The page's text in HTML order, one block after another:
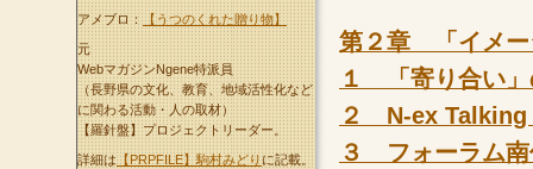
第２章 「イメー
１ 「寄り合い」
２ N-ex Talking
３ フォーラム南
アメブロ：【うつのくれた贈り物】
元
WebマガジンNgene特派員
（長野県の文化、教育、地域活性化など
に関わる活動・人の取材）
【羅針盤】プロジェクトリーダー。
詳細は【PRPFILE】駒村みどりに記載。